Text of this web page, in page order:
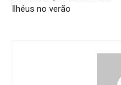
Ilhéus no verão